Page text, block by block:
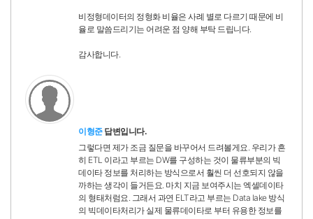
비정형데이터의 정형화 비율은 사례 별로 다르기 때문에 비
율로 말씀드리기는 어려운 점 양해 부탁 드립니다.
감사합니다.
이형준답변입니다.
그렇다면 제가 조금 질문을 바꾸어서 드려볼게요. 우리가 흔
히 ETL 이라고 부르는 DW를 구성하는 것이 물류부분의 빅
데이타 정보를 처리하는 방식으로서 훨씬 더 선호되지 않을
까하는 생각이 들거든요. 마치 지금 보여주시는 엑셀데이타
의 형태처럼요. 그래서 과연 ELT라고 부르는 Data lake 방식
의 빅데이타처리가 실제 물류데이타로 부터 유용한 정보를